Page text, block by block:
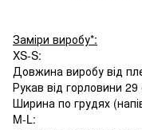
Заміри виробу*:
XS-S:
Довжина виробу від
Рукав від горловини
Ширина по грудях
M-L: